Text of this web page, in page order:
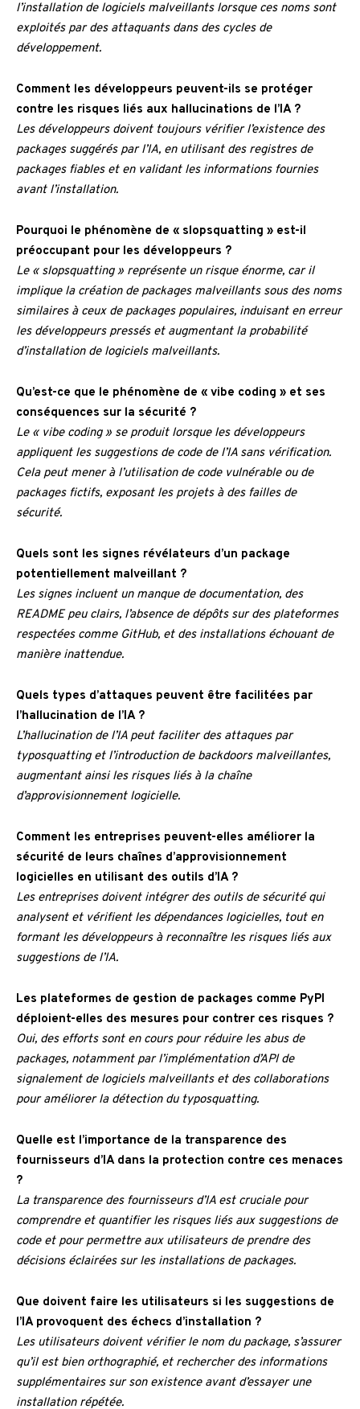
l’installation de logiciels malveillants lorsque ces noms sont
exploités par des attaquants dans des cycles de
développement.
Comment les développeurs peuvent-ils se protéger
contre les risques liés aux hallucinations de l’IA ?
Les développeurs doivent toujours vérifier l’existence des
packages suggérés par l’IA, en utilisant des registres de
packages fiables et en validant les informations fournies
avant l’installation.
Pourquoi le phénomène de « slopsquatting » est-il
préoccupant pour les développeurs ?
Le « slopsquatting » représente un risque énorme, car il
implique la création de packages malveillants sous des noms
similaires à ceux de packages populaires, induisant en erreur
les développeurs pressés et augmentant la probabilité
d’installation de logiciels malveillants.
Qu’est-ce que le phénomène de « vibe coding » et ses
conséquences sur la sécurité ?
Le « vibe coding » se produit lorsque les développeurs
appliquent les suggestions de code de l’IA sans vérification.
Cela peut mener à l’utilisation de code vulnérable ou de
packages fictifs, exposant les projets à des failles de
sécurité.
Quels sont les signes révélateurs d’un package
potentiellement malveillant ?
Les signes incluent un manque de documentation, des
README peu clairs, l’absence de dépôts sur des plateformes
respectées comme GitHub, et des installations échouant de
manière inattendue.
Quels types d’attaques peuvent être facilitées par
l’hallucination de l’IA ?
L’hallucination de l’IA peut faciliter des attaques par
typosquatting et l’introduction de backdoors malveillantes,
augmentant ainsi les risques liés à la chaîne
d’approvisionnement logicielle.
Comment les entreprises peuvent-elles améliorer la
sécurité de leurs chaînes d’approvisionnement
logicielles en utilisant des outils d’IA ?
Les entreprises doivent intégrer des outils de sécurité qui
analysent et vérifient les dépendances logicielles, tout en
formant les développeurs à reconnaître les risques liés aux
suggestions de l’IA.
Les plateformes de gestion de packages comme PyPI
déploient-elles des mesures pour contrer ces risques ?
Oui, des efforts sont en cours pour réduire les abus de
packages, notamment par l’implémentation d’API de
signalement de logiciels malveillants et des collaborations
pour améliorer la détection du typosquatting.
Quelle est l’importance de la transparence des
fournisseurs d’IA dans la protection contre ces menaces
?
La transparence des fournisseurs d’IA est cruciale pour
comprendre et quantifier les risques liés aux suggestions de
code et pour permettre aux utilisateurs de prendre des
décisions éclairées sur les installations de packages.
Que doivent faire les utilisateurs si les suggestions de
l’IA provoquent des échecs d’installation ?
Les utilisateurs doivent vérifier le nom du package, s’assurer
qu’il est bien orthographié, et rechercher des informations
supplémentaires sur son existence avant d’essayer une
installation répétée.